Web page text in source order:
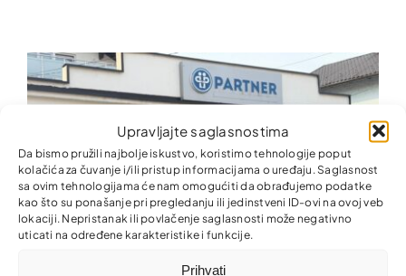
Upravljajte saglasnostima
Da bismo pružili najbolje iskustvo, koristimo tehnologije poput
kolačića za čuvanje i/ili pristup informacijama o uređaju. Saglasnost
sa ovim tehnologijama će nam omogućiti da obrađujemo podatke
kao što su ponašanje pri pregledanju ili jedinstveni ID-ovi na ovoj veb
lokaciji. Nepristanak ili povlačenje saglasnosti može negativno
uticati na određene karakteristike i funkcije.
Prihvati